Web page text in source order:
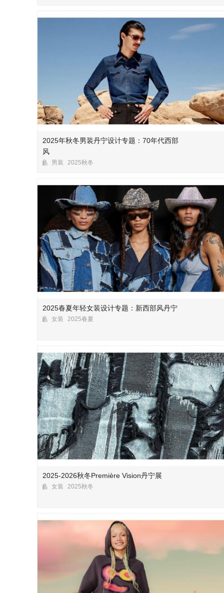
2025年秋冬男装丹宁设计专题：70年代西部
风
男装 2025秋冬
2025春夏年轻女装设计专题：新西部风丹宁
女装 2025春夏
2025-2026秋冬Première Vision丹宁展
女装 2025秋冬